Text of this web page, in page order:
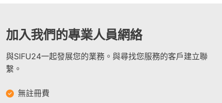
加入我們的專業人員網絡
與SIFU24一起發展您的業務。與尋找您服務的客戶建立聯
繫。
無註冊費